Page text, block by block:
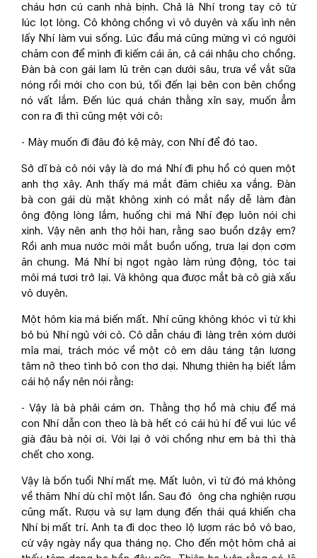
cháu hơn cú canh nhà bịnh. Chả là Nhí trong tay cô từ
lúc lọt lòng. Cô không chồng vì vô duyên và xấu ình nên
lấy Nhí làm vui sống. Lúc đầu má cũng mừng vì có người
chăm con để mình đi kiếm cái ăn, cả cái nhậu cho chồng.
Đàn bà con gái lam lũ trên cạn dưới sâu, trưa về vắt sữa
nóng rồi mới cho con bú, tối đến lại bên con bên chồng
nó vất lắm. Đến lúc quá chán thằng xỉn say, muốn ẳm
con ra đi thì cũng mệt với cô:
- Mày muốn đi đâu đó kệ mày, con Nhí để đó tao.
Sở dĩ bà cô nói vậy là do má Nhí đi phụ hồ có quen một
anh thợ xây. Anh thấy má mắt đăm chiêu xa vắng. Đàn
bà con gái dù mặt không xinh có mắt nầy dễ làm đàn
ông động lòng lắm, huống chi má Nhí đẹp luôn nói chi
xinh. Vậy nên anh thợ hỏi han, rằng sao buồn dzậy em?
Rồi anh mua nước mời mắt buồn uống, trưa lại dọn cơm
ăn chung. Má Nhí bị ngọt ngào làm rúng động, tóc tai
môi má tươi trở lại. Và không qua được mắt bà cô già xấu
vô duyên.
Một hôm kia má biến mất. Nhí cũng không khóc vì từ khi
bỏ bú Nhí ngủ với cô. Cô dẫn cháu đi làng trên xóm dưới
mỉa mai, trách móc về một cô em dâu táng tận lương
tâm nỡ theo tình bỏ con thơ dại. Nhưng thiên hạ biết lắm
cái hộ nầy nên nói rằng:
- Vậy là bà phải cám ơn. Thằng thợ hồ mà chịu để má
con Nhí dẫn con theo là bà hết có cái hú hí để vui lúc về
già đâu bà nội ơi. Với lại ở với chồng như em bà thì thà
chết cho xong.
Vậy là bốn tuổi Nhí mất mẹ. Mất luôn, vì từ đó má không
về thăm Nhí dù chỉ một lần. Sau đó ông cha nghiện rượu
cũng mất. Rượu và sự lạm dụng đến thái quá khiến cha
Nhí bị mất trí. Anh ta đi dọc theo lộ lượm rác bỏ vô bao,
cứ vậy ngày nầy qua tháng nọ. Cho đến một hôm chả ai